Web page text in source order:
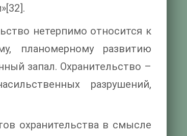
нетерпимо относится к
планомерному развитию
запал. Охранительство –
разрушений,
охранительства в смысле